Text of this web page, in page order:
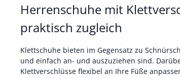
Herrenschuhe mit
praktisch zugleich
Klettschuhe bieten im Gegensatz zu
und einfach an- und auszuziehen sind.
Klettverschlüsse flexibel an Ihre Füße